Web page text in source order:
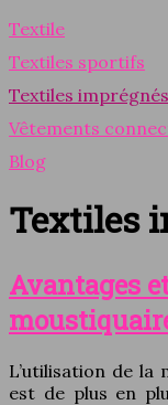
Textile
Textiles sportifs
Textiles imprégnés
Vêtements
Blog
Textiles
Avantages
L’utilisation de la
est de plus en